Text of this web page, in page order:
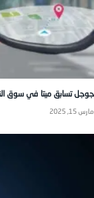
جوجل تسابق ميتا في سوق
مارس 15, 2025